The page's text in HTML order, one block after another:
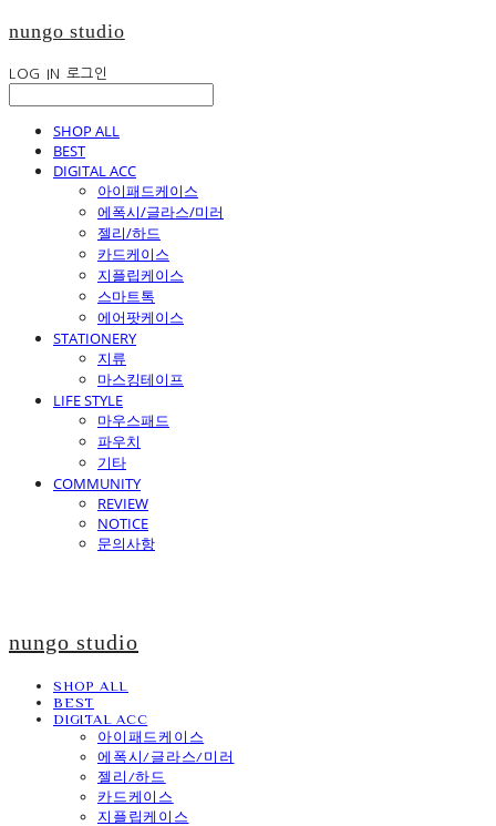
nungo studio
LOG IN 로그인
SHOP ALL
BEST
DIGITAL ACC
아이패드케이스
에폭시/글라스/미러
젤리/하드
카드케이스
지플립케이스
스마트톡
에어팟케이스
STATIONERY
지류
마스킹테이프
LIFE STYLE
마우스패드
파우치
기타
COMMUNITY
REVIEW
NOTICE
문의사항
nungo studio
SHOP ALL
BEST
DIGITAL ACC
아이패드케이스
에폭시/글라스/미러
젤리/하드
카드케이스
지플립케이스